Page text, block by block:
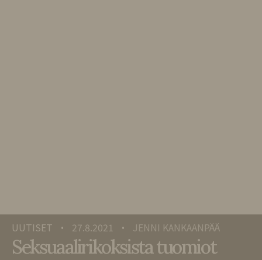
UUTISET • 27.8.2021 • JENNI KANKAANPÄÄ
Seksuaalirikoksista tuomiot